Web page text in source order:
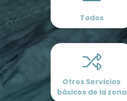
Todos
Otros Servicios
básicos de la zona